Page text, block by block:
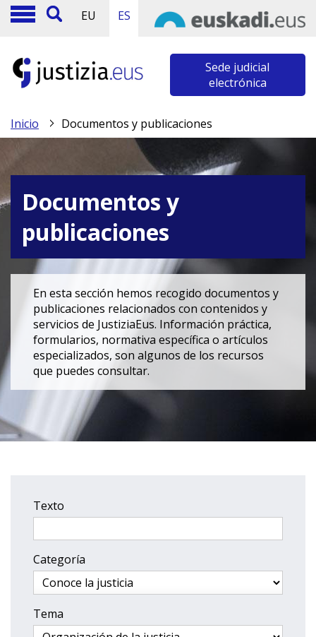
EU ES
Sede judicial
electrónica
Inicio Documentos y publicaciones
Documentos y
publicaciones
En esta sección hemos recogido documentos y
publicaciones relacionados con contenidos y
servicios de JustiziaEus. Información práctica,
formularios, normativa específica o artículos
especializados, son algunos de los recursos
que puedes consultar.
Texto
Categoría
Tema